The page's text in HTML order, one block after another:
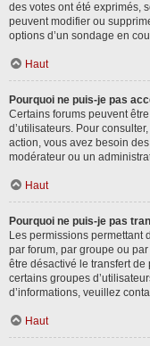
des votes ont été exprimés,
peuvent modifier ou
options d’un sondage en
Haut
Pourquoi ne puis-je pas
Certains forums peuvent
d’utilisateurs. Pour
action, vous avez besoin
modérateur ou un
Haut
Pourquoi ne puis-je pas
Les permissions permettant
par forum, par groupe ou
être désactivé le transfert
certains groupes
d’informations, veuillez
Haut